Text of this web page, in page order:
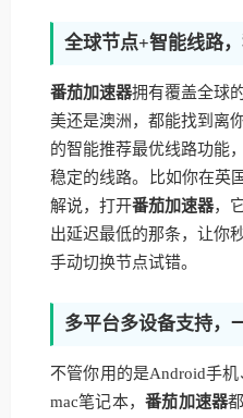
全球节点+智能线路
番茄加速器拥有覆盖全球
美还是澳洲，都能找到离
的智能推荐最优线路功能
稳定的线路。比如你在英
解说，打开番茄加速器，
出延迟最低的那条，让你
手动切换节点试错。
多平台多设备支持，
不管你用的是Android手
mac笔记本，番茄加速器